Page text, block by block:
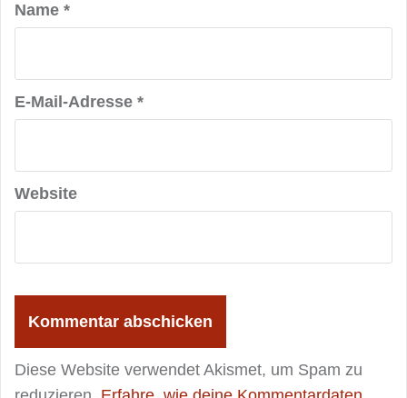
Name *
E-Mail-Adresse *
Website
Diese Website verwendet Akismet, um Spam zu